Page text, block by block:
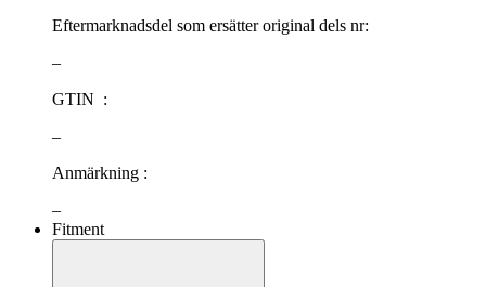
Eftermarknadsdel som ersätter original dels nr:
–
GTIN :
–
Anmärkning :
–
Fitment